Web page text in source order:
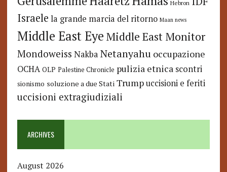
Hebron
Israele la grande marcia del ritorno Maan news
Middle East Eye Middle East Monitor
Mondoweiss Nakba Netanyahu occupazione
OCHA OLP Palestine Chronicle pulizia etnica scontri
sionismo soluzione a due Stati Trump uccisioni e feriti
uccisioni extragiudiziali
ARCHIVES
August 2026